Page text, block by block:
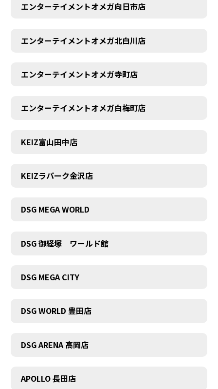
エンターテイメントオメガ向日市店
エンターテイメントオメガ北白川店
エンターテイメントオメガ寺町店
エンターテイメントオメガ白梅町店
KEIZ富山田中店
KEIZラパーク金沢店
DSG MEGA WORLD
DSG 御経塚 ワールド館
DSG MEGA CITY
DSG WORLD 豊田店
DSG ARENA 高岡店
APOLLO 長田店